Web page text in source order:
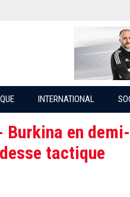
INTERNATIONAL
Burkina en
tactique